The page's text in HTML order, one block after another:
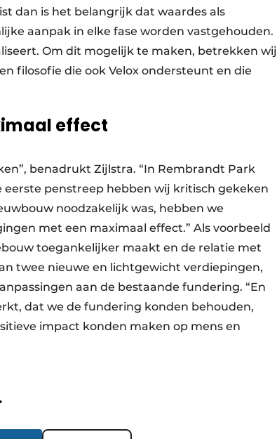
dan is het belangrijk dat waardes als
aanpak in elke fase worden vastgehouden.
Om dit mogelijk te maken, betrekken wij
filosofie die ook Velox ondersteunt en die
effect
benadrukt Zijlstra. “In Rembrandt Park
penstreep hebben wij kritisch gekeken
noodzakelijk was, hebben we
met een maximaal effect.” Als voorbeeld
toegankelijker maakt en de relatie met
twee nieuwe en lichtgewicht verdiepingen,
aan de bestaande fundering. “En
dat we de fundering konden behouden,
impact konden maken op mens en